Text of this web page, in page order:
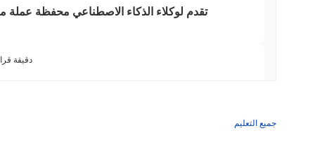
3 دقيقة
جميع التعليم